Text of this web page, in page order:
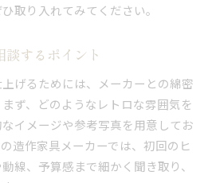
取り入れてみてください。
するポイント
げるためには、メーカーとの綿密
ず、どのようなレトロな雰囲気を
イメージや参考写真を用意してお
造作家具メーカーでは、初回のヒ
線、予算感まで細かく聞き取り、